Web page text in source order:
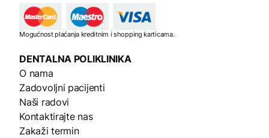
Mogućnost plaćanja kreditnim i shopping karticama.
DENTALNA POLIKLINIKA
O nama
Zadovoljni pacijenti
Naši radovi
Kontaktirajte nas
Zakaži termin